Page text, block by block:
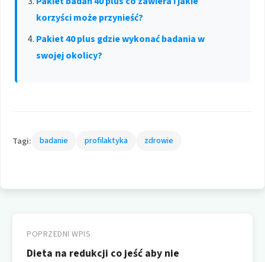
korzyści może przynieść?
Pakiet 40 plus gdzie wykonać badania w
swojej okolicy?
Tagi: badanie profilaktyka zdrowie
wpisu
POPRZEDNI WPIS
Dieta na redukcji co jeść aby nie